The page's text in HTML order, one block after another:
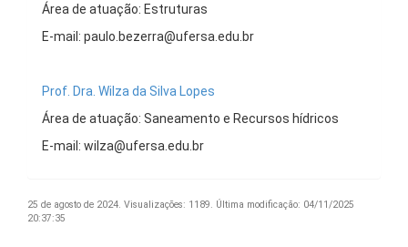
Área de atuação: Estruturas
E-mail: paulo.bezerra@ufersa.edu.br
Prof. Dra. Wilza da Silva Lopes
Área de atuação: Saneamento e Recursos hídricos
E-mail: wilza@ufersa.edu.br
25 de agosto de 2024. Visualizações: 1189. Última modificação: 04/11/2025
20:37:35